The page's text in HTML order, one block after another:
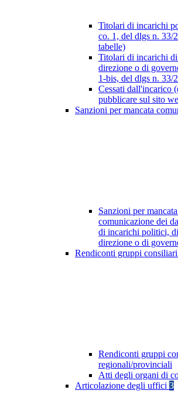
Titolari di incarichi
co. 1, del dlgs n. 33/
tabelle)
Titolari di incarichi
direzione o di
1-bis, del dlgs n. 33/
Cessati dall'incarico
pubblicare sul sito
Sanzioni per mancata
Sanzioni per
comunicazione dei
di incarichi politici,
direzione o di
Rendiconti gruppi
Rendiconti gruppi
regionali/provinciali
Atti degli organi di
Articolazione degli uffici 3